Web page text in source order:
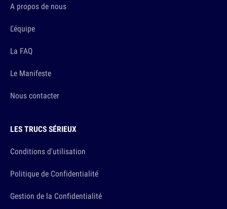
A propos de nous
L'équipe
La FAQ
Le Manifeste
Nous contacter
LES TRUCS SÉRIEUX
Conditions d'utilisation
Politique de Confidentialité
Gestion de la Confidentialité